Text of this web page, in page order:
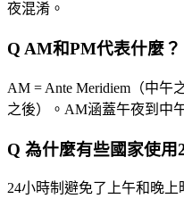
夜混淆。
Q AM和PM代表什麼？
AM = Ante Meridiem（中午
之後）。AM涵蓋午夜到中
Q 為什麼有些國家使用
24小時制避免了上午和晚